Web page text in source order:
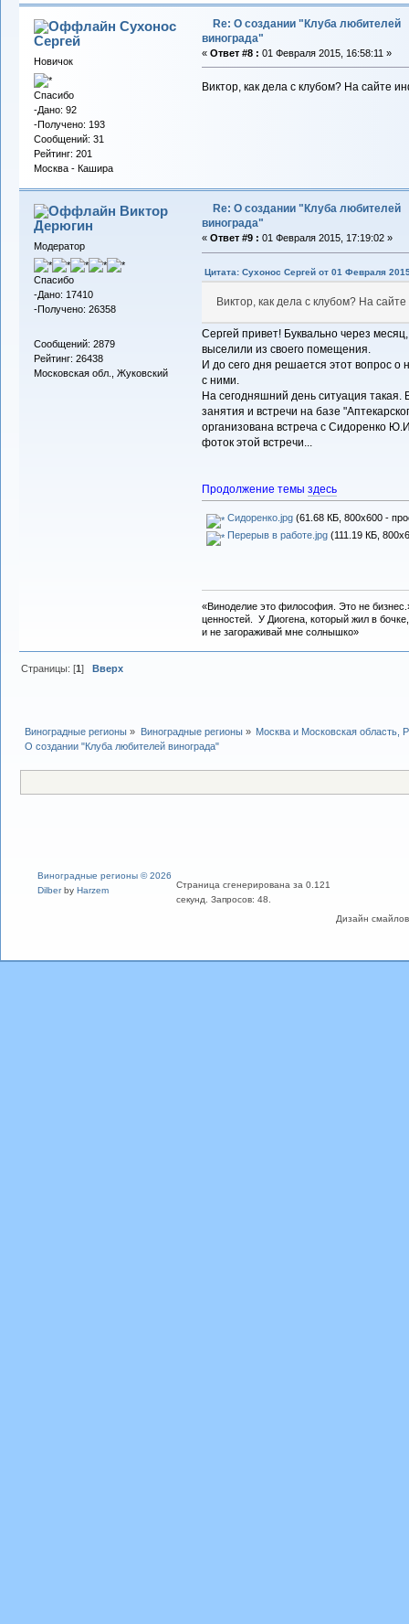
Сухонос
Сергей
Новичок
Спасибо
-Дано: 92
-Получено: 193
Сообщений: 31
Рейтинг: 201
Москва - Кашира
Re: О создании "Клуба любителей
винограда"
« Ответ #8 : 01 Февраля 2015, 16:58:11 »
Виктор, как дела с клубом? На сайте
Виктор
Дерюгин
Модератор
Спасибо
-Дано: 17410
-Получено: 26358
Сообщений: 2879
Рейтинг: 26438
Московская обл., Жуковский
Re: О создании "Клуба любителей
винограда"
« Ответ #9 : 01 Февраля 2015, 17:19:02 »
Цитата: Сухонос Сергей от 01 Февраля
Виктор, как дела с клубом? На
Сергей привет! Буквально через
выселили из своего помещения.
И до сего дня решается этот вопрос
с ними.
На сегодняшний день ситуация такая.
занятия и встречи на базе
организована встреча с Сидоренко
фоток этой встречи...
Продолжение темы здесь
Сидоренко.jpg(61.68 КБ, 800x600 -
Перерыв в работе.jpg(111.19 КБ,
«Виноделие это философия. Это не
ценностей. У Диогена, который жил в
и не загораживай мне солнышко»
Страницы: [1] Вверх
Виноградные регионы » Виноградные регионы» Москва и Московская область,
О создании "Клуба любителей винограда"
Дизайн
Виноградные регионы © 2026
Dilberby Harzem
Страница сгенерирована за 0.121
секунд. Запросов: 48.